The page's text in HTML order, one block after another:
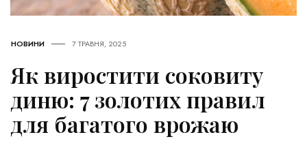
НОВИНИ 7 ТРАВНЯ, 2025
Як виростити соковиту
диню: 7 золотих правил
для багатого врожаю